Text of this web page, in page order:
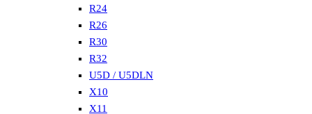
R24
R26
R30
R32
U5D / U5DLN
X10
X11